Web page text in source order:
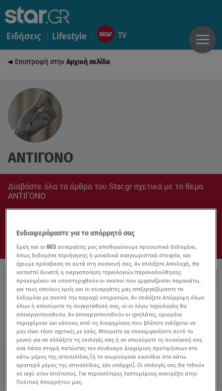
Ειδήσεις Lifestyle
Επιστροφή στην Αρχική σελίδα
ΑΝΤΙΓΟΝΟ
Διαβάστε όλα τα άρθρα του Star.gr σχετικά με το θέμα
ΑΝΤΙΓΟΝΟ
Ενδιαφερόμαστε για το απόρρητό σας
Εμείς και οι603 συνεργάτες μας αποθηκεύουμε προσωπικά δεδομένα,
όπως δεδομένα περιήγησης ή μοναδικά αναγνωριστικά στοιχεία, και
έχουμε πρόσβαση σε αυτά στη συσκευή σας. Αν επιλέξετε Αποδοχή, θα
καταστεί δυνατή η ενεργοποίηση τεχνολογιών παρακολούθησης
προκειμένου να υποστηριχθούν οι σκοποί που εμφανίζονται παρακάτω,
για τους οποίους εμείς και οι συνεργάτες μας επεξεργαζόμαστε τα
δεδομένα με σκοπό την παροχή υπηρεσιών. Αν επιλέξετε Απόρριψη όλων
όλων ή αποσύρετε τη συγκατάθεσή σας, οι εν λόγω τεχνολογίες θα
απενεργοποιηθούν. Αν απενεργοποιηθούν οι ιχνηλάτες, ορισμένο
περιεχόμενο και κάποιες από τις διαφημίσεις που βλέπετε ενδέχεται να
μην είναι τόσο σχετικές με εσάς. Μπορείτε να επανεμφανίσετε αυτό το
μενού για να αλλάξετε τις επιλογές σας ή να αποσύρετε τη συναίνεσή σας
ανά πάσα στιγμή πατώντας τον σύνδεσμο Διαχείριση προτιμήσεων στο
κάτω μέρος της ιστοσελίδας [ή το αιωρούμενο εικονίδιο στο κάτω
αριστερό μέρος της ιστοσελίδας, εάν υπάρχει]. Οι επιλογές σας θα τεθούν
σε ισχύ στον Ιστότοπος. Για περισσότερες λεπτομέρειες ανατρέξτε στην
Πολιτική Απορρήτου μας.